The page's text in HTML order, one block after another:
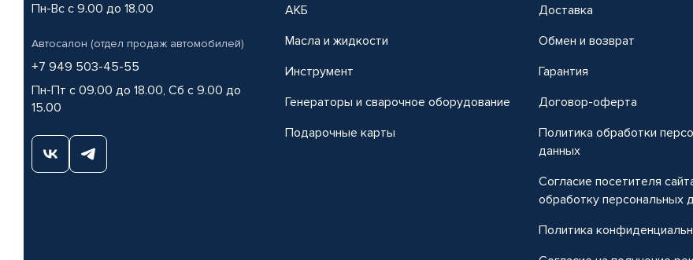
Пн-Вс с 9.00 до 18.00
Автосалон (отдел продаж автомобилей)
+7 949 503-45-55
Пн-Пт с 09.00 до 18.00, Сб с 9.00 до
15.00
АКБ
Масла и жидкости
Инструмент
Генераторы и сварочное оборудование
Подарочные карты
Доставка
Обмен и возврат
Гарантия
Договор-оферта
Политика обработки
данных
Согласие посетителя
обработку персональных
Политика